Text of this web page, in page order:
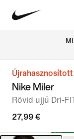
Nike Miler
Rövid ujjú Dri-
27,99 €